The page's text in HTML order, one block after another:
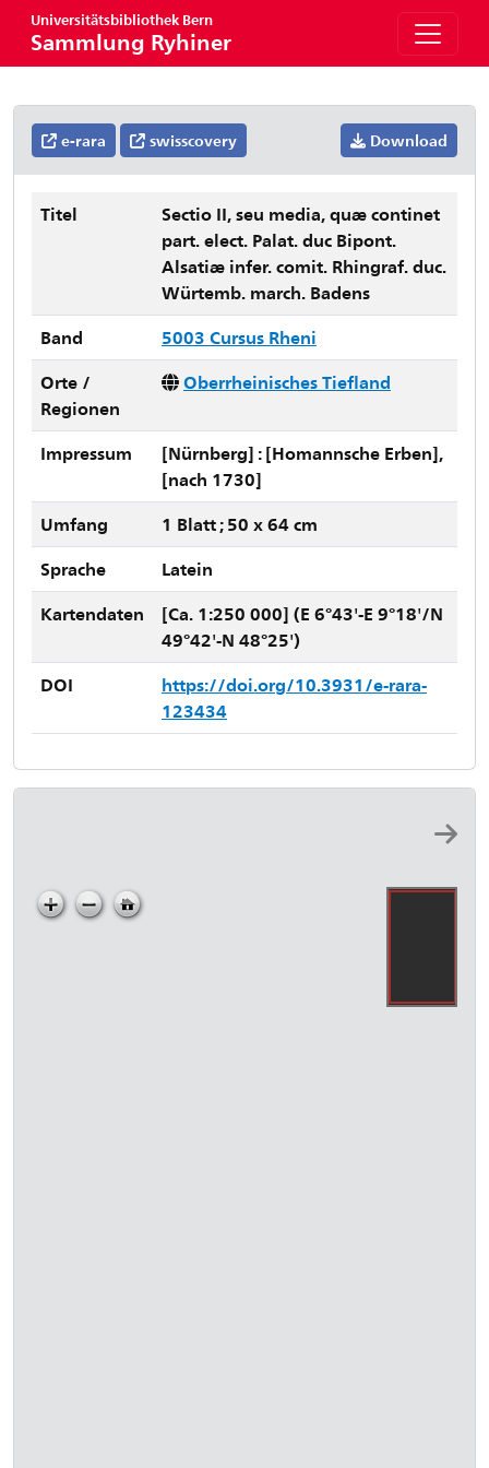
Universitätsbibliothek Bern
Sammlung Ryhiner
e-rara swisscovery Download
Titel
Sectio II, seu media, quæ continet
part. elect. Palat. duc Bipont.
Alsatiæ infer. comit. Rhingraf. duc.
Würtemb. march. Badens
Band
5003 Cursus Rheni
Orte /
Regionen
Oberrheinisches Tiefland
Impressum
[Nürnberg] : [Homannsche Erben],
[nach 1730]
Umfang
1 Blatt ; 50 x 64 cm
Sprache
Latein
Kartendaten
[Ca. 1:250 000] (E 6°43'-E 9°18'/N
49°42'-N 48°25')
DOI
https://doi.org/10.3931/e-rara-
123434